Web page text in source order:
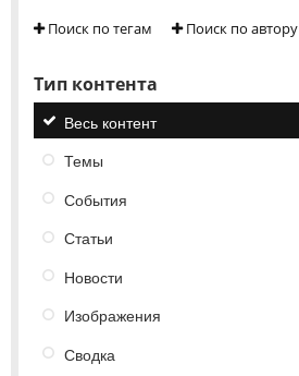
Поиск по тегам Поиск по автору
Тип контента
Весь контент
Темы
События
Статьи
Новости
Изображения
Сводка